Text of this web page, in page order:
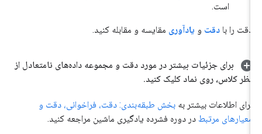
است.
دقت را با دقتو یادآوریمقایسه و مقابله کنید.
برای جزئیات بیشتر در مورد دقت و مجموعه داده‌های نامتعادل از
نظر کلاس، روی نماد کلیک کنید.
برای اطلاعات بیشتر به بخش طبقه‌بندی: دقت، فراخوانی، دقت و
معیارهای مرتبطدر دوره فشرده یادگیری ماشین مراجعه کنید.